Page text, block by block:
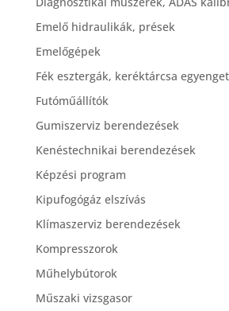
Emelő hidraulikák, prések
Emelőgépek
Fék esztergák, keréktárcsa
Futóműállítók
Gumiszerviz berendezések
Kenéstechnikai berendezések
Képzési program
Kipufogógáz elszívás
Klímaszerviz berendezések
Kompresszorok
Műhelybútorok
Műszaki vizsgasor